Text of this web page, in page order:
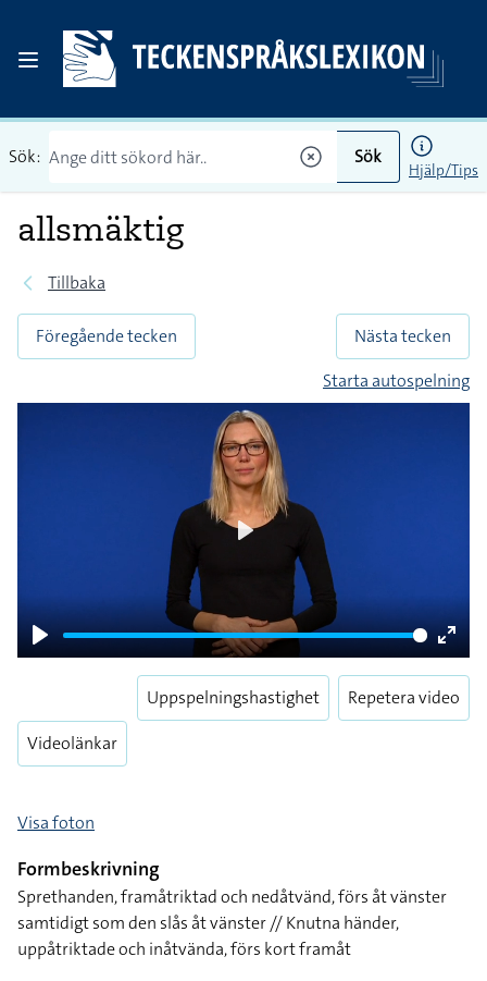
Sök: Sök
Hjälp/Tips
allsmäktig
Tillbaka
Föregående tecken
Nästa tecken
Starta autospelning
Play
Enter
Videolänkar
Uppspelningshastighet Repetera video
Visa foton
Formbeskrivning
Sprethanden, framåtriktad och nedåtvänd, förs åt vänster
samtidigt som den slås åt vänster // Knutna händer,
uppåtriktade och inåtvända, förs kort framåt